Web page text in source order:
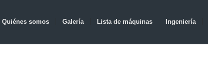
Quiénes somos Galería Lista de máquinas Ingeniería